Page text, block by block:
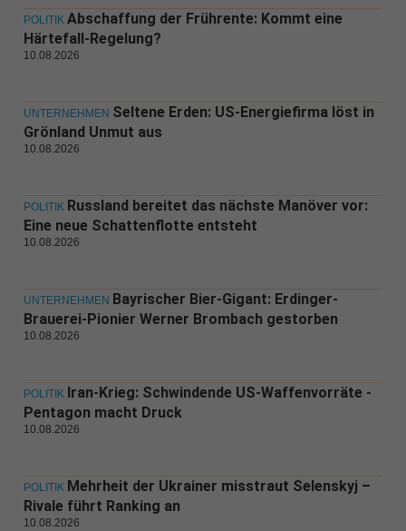
POLITIK Abschaffung der Frührente: Kommt eine
Härtefall-Regelung?
10.08.2026
UNTERNEHMEN Seltene Erden: US-Energiefirma löst in
Grönland Unmut aus
10.08.2026
POLITIK Russland bereitet das nächste Manöver vor:
Eine neue Schattenflotte entsteht
10.08.2026
UNTERNEHMEN Bayrischer Bier-Gigant: Erdinger-
Brauerei-Pionier Werner Brombach gestorben
10.08.2026
POLITIK Iran-Krieg: Schwindende US-Waffenvorräte -
Pentagon macht Druck
10.08.2026
POLITIK Mehrheit der Ukrainer misstraut Selenskyj –
Rivale führt Ranking an
10.08.2026